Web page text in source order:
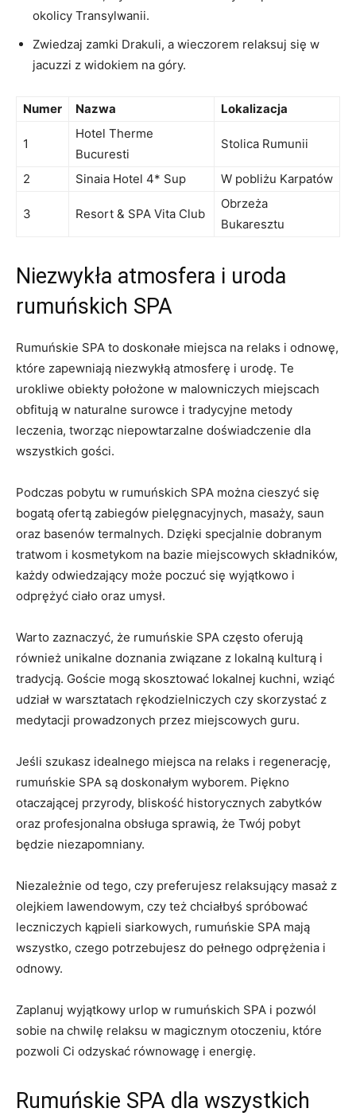
okolicy ⁣Transylwanii.
Zwiedzaj zamki Drakuli, a wieczorem relaksuj⁤ się w ​
jacuzzi z widokiem ⁢na​ góry.
Numer Nazwa Lokalizacja
1
Hotel Therme
Bucuresti
Stolica Rumunii
2 Sinaia Hotel 4* Sup W pobliżu Karpatów
3 Resort & SPA Vita Club
Obrzeża
Bukaresztu
Niezwykła ⁤atmosfera i uroda
rumuńskich ⁢SPA
Rumuńskie SPA to doskonałe miejsca na relaks i odnowę,​
które​ zapewniają niezwykłą⁣ atmosferę⁢ i urodę. Te
urokliwe ⁢obiekty położone w⁢ malowniczych‍ miejscach
obfitują⁤ w naturalne surowce i tradycyjne ​metody
leczenia, ⁣tworząc niepowtarzalne doświadczenie dla​
wszystkich⁢ gości.
Podczas pobytu​ w rumuńskich SPA ⁣można cieszyć się
bogatą ofertą zabiegów pielęgnacyjnych,‌ masaży, ⁣saun
⁣oraz basenów termalnych.⁢ Dzięki specjalnie dobranym
tratwom i⁣ kosmetykom ⁢na bazie miejscowych składników,⁣
każdy odwiedzający może poczuć się wyjątkowo​ i
⁤odprężyć ​ciało oraz ‌umysł.
Warto⁤ zaznaczyć, że rumuńskie SPA⁤ często oferują‌
również unikalne doznania związane z lokalną ⁢kulturą i
tradycją. ⁢Goście ⁢mogą skosztować lokalnej ‍kuchni, wziąć
‍udział w warsztatach rękodzielniczych czy skorzystać z
‍medytacji⁣ prowadzonych ​przez miejscowych⁢ guru.
Jeśli⁢ szukasz ⁤idealnego‌ miejsca na ‌relaks i regenerację,
rumuńskie​ SPA są doskonałym ‌wyborem. Piękno
otaczającej przyrody, bliskość⁢ historycznych zabytków
oraz profesjonalna obsługa sprawią, że Twój⁣ pobyt
będzie niezapomniany.
Niezależnie od tego,⁢ czy ‍preferujesz relaksujący ⁢masaż z
olejkiem ⁤lawendowym, czy też chciałbyś ⁤spróbować
leczniczych​ kąpieli ‌siarkowych, rumuńskie⁤ SPA ⁢mają
wszystko, czego⁤ potrzebujesz do⁣ pełnego ‌odprężenia i
odnowy.
Zaplanuj ‌wyjątkowy urlop w rumuńskich SPA i ‍pozwól
sobie ⁣na chwilę relaksu w magicznym otoczeniu, które
pozwoli Ci odzyskać równowagę i energię.
Rumuńskie SPA dla wszystkich